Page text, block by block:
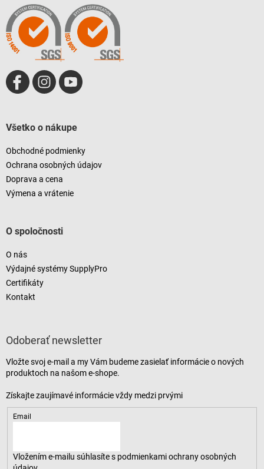
Všetko o nákupe
Obchodné podmienky
Ochrana osobných údajov
Doprava a cena
Výmena a vrátenie
O spoločnosti
O nás
Výdajné systémy SupplyPro
Certifikáty
Kontakt
Odoberať newsletter
Vložte svoj e-mail a my Vám budeme zasielať informácie o nových
produktoch na našom e-shope.
Email
Vložením e-mailu súhlasíte s podmienkami ochrany osobných